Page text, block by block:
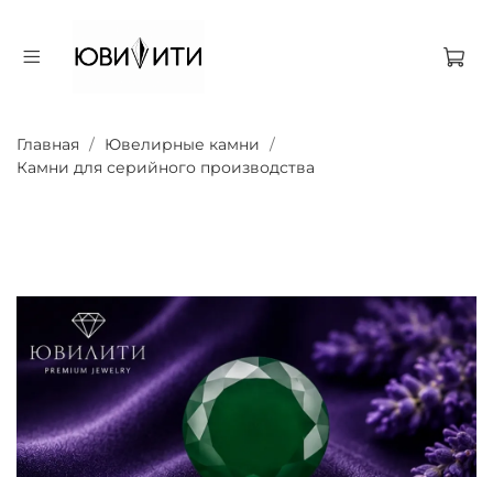
Главная
Ювелирные камни
Камни для серийного производства